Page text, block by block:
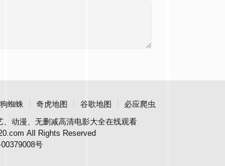
蜘蛛 奇虎地图 谷歌地图
必应爬虫
动漫、无删减高清电影大全在线观看
All Rights Reserved
号